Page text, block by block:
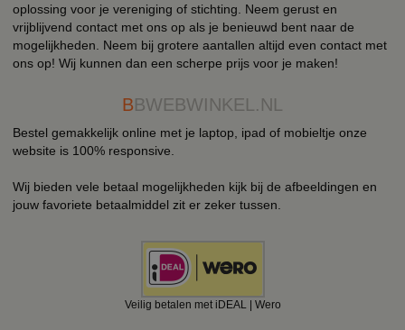
oplossing voor je vereniging of stichting. Neem gerust en
vrijblijvend contact met ons op als je benieuwd bent naar de
mogelijkheden. Neem bij grotere aantallen altijd even contact met
ons op! Wij kunnen dan een scherpe prijs voor je maken!
BBWEBWINKEL.NL
Bestel gemakkelijk online met je laptop, ipad of mobieltje onze
website is 100% responsive.
Wij bieden vele betaal mogelijkheden kijk bij de afbeeldingen en
jouw favoriete betaalmiddel zit er zeker tussen.
Veilig betalen met iDEAL | Wero